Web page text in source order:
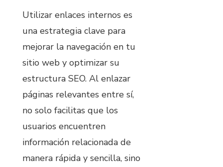
Utilizar enlaces internos es
una estrategia clave para
mejorar la navegación en tu
sitio web y optimizar su
estructura SEO. Al enlazar
páginas relevantes entre sí,
no solo facilitas que los
usuarios encuentren
información relacionada de
manera rápida y sencilla, sino